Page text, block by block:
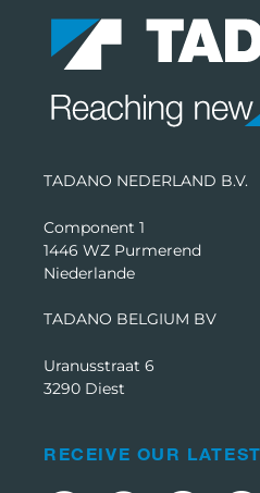
TADANO NEDERLAND B.V.
Component 1
1446 WZ Purmerend
Niederlande
TADANO BELGIUM BV
Uranusstraat 6
3290 Diest
RECEIVE OUR